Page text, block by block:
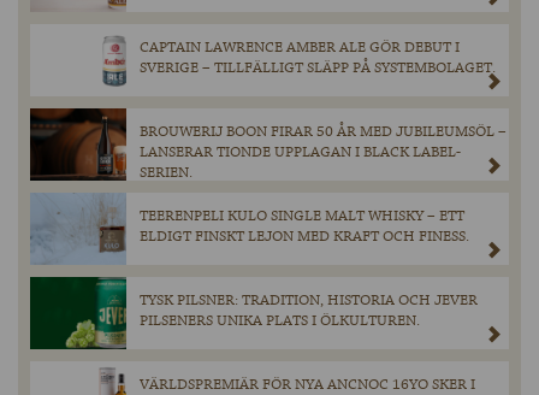
CAPTAIN LAWRENCE AMBER ALE GÖR DEBUT I
SVERIGE – TILLFÄLLIGT SLÄPP PÅ SYSTEMBOLAGET.
BROUWERIJ BOON FIRAR 50 ÅR MED JUBILEUMSÖL –
LANSERAR TIONDE UPPLAGAN I BLACK LABEL-
SERIEN.
TEERENPELI KULO SINGLE MALT WHISKY – ETT
ELDIGT FINSKT LEJON MED KRAFT OCH FINESS.
TYSK PILSNER: TRADITION, HISTORIA OCH JEVER
PILSENERS UNIKA PLATS I ÖLKULTUREN.
VÄRLDSPREMIÄR FÖR NYA ANCNOC 16YO SKER I